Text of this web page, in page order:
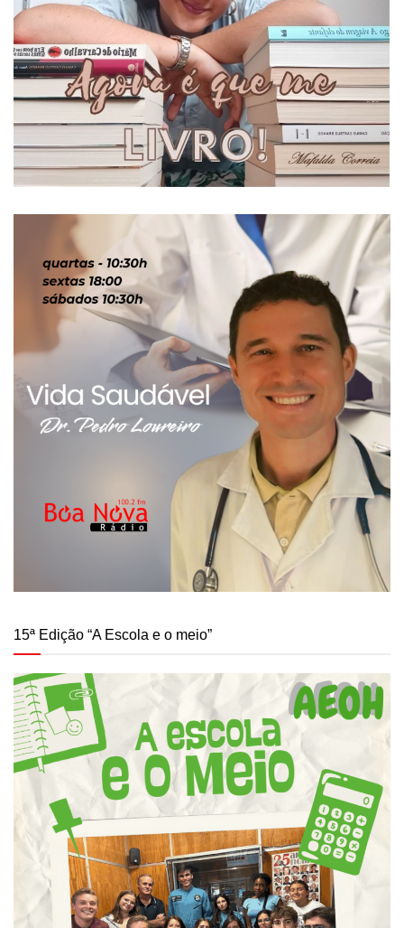
15ª Edição “A Escola e o meio”